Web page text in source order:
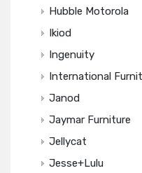
Hubble Motorola
Ikiod
Ingenuity
International
Janod
Jaymar Furniture
Jellycat
Jesse+Lulu